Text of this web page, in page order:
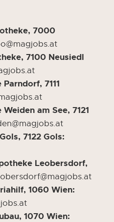
7000
7100 Neusiedl
7111
am See, 7121
7122 Gols:
Leobersdorf,
1060 Wien:
1070 Wien: